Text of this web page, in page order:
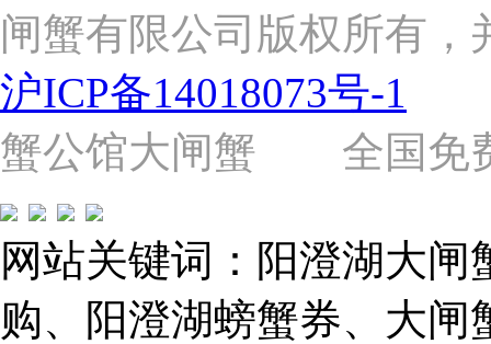
杨
路
号
（靠
近
苗
圃
路）
Tel:
021-
62243579
E-
mail:
859749344@qq.com
闸蟹有限公司版权所有，
沪ICP备14018073号-1
蟹公馆大闸蟹 全国免费
网站关键词：阳澄湖大
购、阳澄湖螃蟹券、大